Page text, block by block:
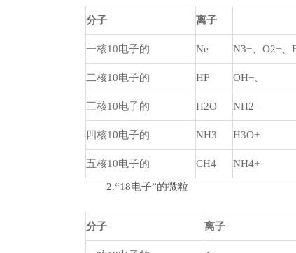
分子 离子
一核10电子的 Ne N3−、O2−、
二核10电子的 HF OH−、
三核10电子的 H2O NH2−
四核10电子的 NH3 H3O+
五核10电子的 CH4 NH4+
2.“18电子”的微粒
分子 离子